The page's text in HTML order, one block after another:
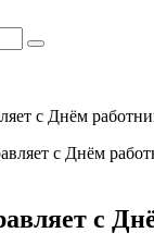
с Днём
с